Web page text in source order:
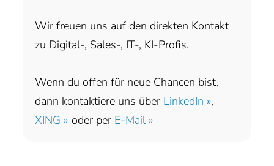
Wir freuen uns auf den direkten Kontakt
zu Digital-, Sales-, IT-, KI-Profis.
Wenn du offen für neue Chancen bist,
dann kontaktiere uns über LinkedIn »,
XING » oder per E-Mail »